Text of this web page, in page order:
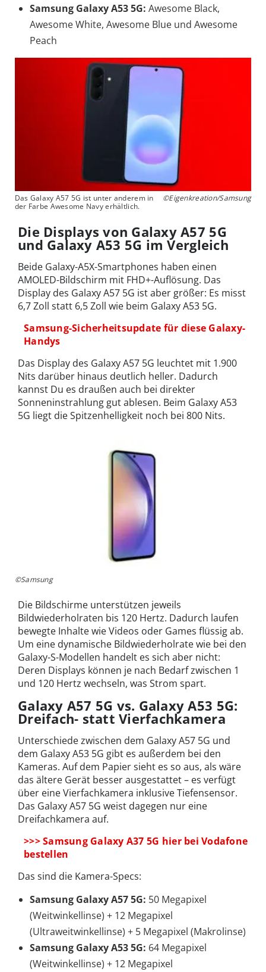
Samsung Galaxy A53 5G: Awesome Black,
Awesome White, Awesome Blue und Awesome
Peach
Das Galaxy A57 5G ist unter anderem in
der Farbe Awesome Navy erhältlich.
©Eigenkreation/Samsung
Die Displays von Galaxy A57 5G
und Galaxy A53 5G im Vergleich
Beide Galaxy-A5X-Smartphones haben einen
AMOLED-Bildschirm mit FHD+-Auflösung. Das
Display des Galaxy A57 5G ist aber größer: Es misst
6,7 Zoll statt 6,5 Zoll wie beim Galaxy A53 5G.
Samsung-Sicherheitsupdate für diese Galaxy-
Handys
Das Display des Galaxy A57 5G leuchtet mit 1.900
Nits darüber hinaus deutlich heller. Dadurch
kannst Du es draußen auch bei direkter
Sonneninstrahlung gut ablesen. Beim Galaxy A53
5G liegt die Spitzenhelligkeit noch bei 800 Nits.
©Samsung
Die Bildschirme unterstützen jeweils
Bildwiederholraten bis 120 Hertz. Dadurch laufen
bewegte Inhalte wie Videos oder Games flüssig ab.
Um eine dynamische Bildwiederholrate wie bei den
Galaxy-S-Modellen handelt es sich aber nicht:
Deren Displays können je nach Bedarf zwischen 1
und 120 Hertz wechseln, was Strom spart.
Galaxy A57 5G vs. Galaxy A53 5G:
Dreifach- statt Vierfachkamera
Unterschiede zwischen dem Galaxy A57 5G und
dem Galaxy A53 5G gibt es außerdem bei den
Kameras. Auf dem Papier sieht es so aus, als wäre
das ältere Gerät besser ausgestattet – es verfügt
über eine Vierfachkamera inklusive Tiefensensor.
Das Galaxy A57 5G weist dagegen nur eine
Dreifachkamera auf.
>>> Samsung Galaxy A37 5G hier bei Vodafone
bestellen
Das sind die Kamera-Specs:
Samsung Galaxy A57 5G: 50 Megapixel
(Weitwinkellinse) + 12 Megapixel
(Ultraweitwinkellinse) + 5 Megapixel (Makrolinse)
Samsung Galaxy A53 5G: 64 Megapixel
(Weitwinkellinse) + 12 Megapixel